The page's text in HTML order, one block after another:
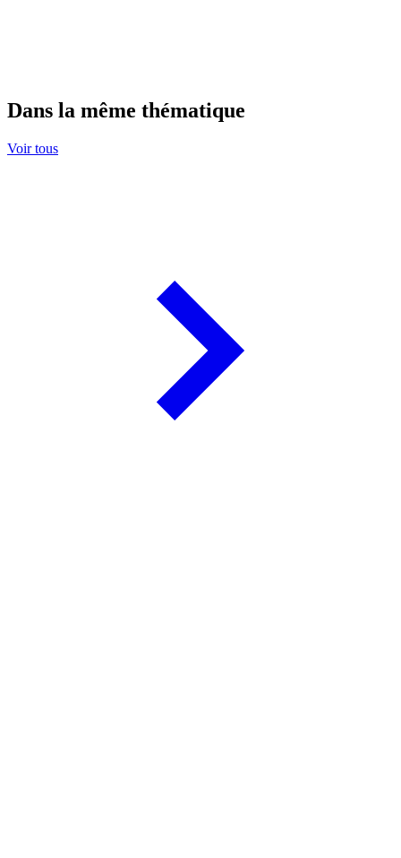
Dans la même thématique
Voir tous